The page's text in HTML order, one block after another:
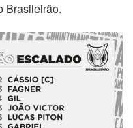
Brasileirão.